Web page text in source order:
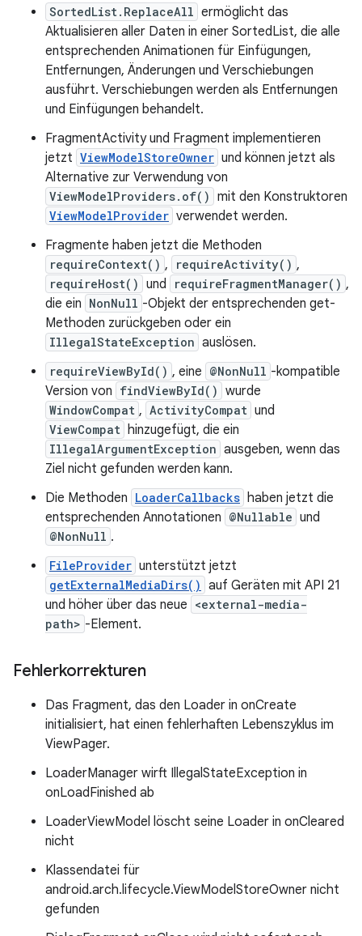
SortedList.ReplaceAll ermöglicht das
Aktualisieren aller Daten in einer SortedList, die alle
entsprechenden Animationen für Einfügungen,
Entfernungen, Änderungen und Verschiebungen
ausführt. Verschiebungen werden als Entfernungen
und Einfügungen behandelt.
FragmentActivity und Fragment implementieren
jetzt ViewModelStoreOwner und können jetzt als
Alternative zur Verwendung von
ViewModelProviders.of() mit den Konstruktoren
ViewModelProvider verwendet werden.
Fragmente haben jetzt die Methoden
requireContext() , requireActivity() ,
requireHost() und requireFragmentManager() ,
die ein NonNull -Objekt der entsprechenden get-
Methoden zurückgeben oder ein
IllegalStateException auslösen.
requireViewById() , eine @NonNull -kompatible
Version von findViewById() wurde
WindowCompat , ActivityCompat und
ViewCompat hinzugefügt, die ein
IllegalArgumentException ausgeben, wenn das
Ziel nicht gefunden werden kann.
Die Methoden LoaderCallbacks haben jetzt die
entsprechenden Annotationen @Nullable und
@NonNull .
FileProvider unterstützt jetzt
getExternalMediaDirs() auf Geräten mit API 21
und höher über das neue <external-media-
path> -Element.
Fehlerkorrekturen
Das Fragment, das den Loader in onCreate
initialisiert, hat einen fehlerhaften Lebenszyklus im
ViewPager.
LoaderManager wirft IllegalStateException in
onLoadFinished ab
LoaderViewModel löscht seine Loader in onCleared
nicht
Klassendatei für
android.arch.lifecycle.ViewModelStoreOwner nicht
gefunden